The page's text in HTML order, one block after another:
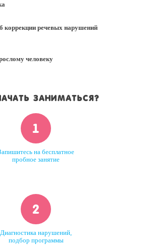
коррекции речевых нарушений
человеку
заниматься?
1
на бесплатное
пробное занятие
2
Диагностика нарушений,
подбор программы